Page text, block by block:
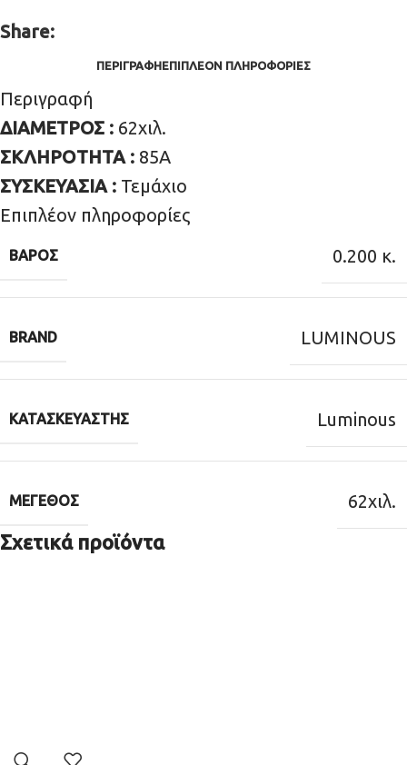
Share:
ΠΕΡΙΓΡΑΦΉΕΠΙΠΛΈΟΝ ΠΛΗΡΟΦΟΡΊΕΣ
Περιγραφή
ΔΙΑΜΕΤΡΟΣ : 62χιλ.
ΣΚΛΗΡΟΤΗΤΑ : 85Α
ΣΥΣΚΕΥΑΣΙΑ : Τεμάχιο
Επιπλέον πληροφορίες
ΒΆΡΟΣ 0.200 κ.
BRAND LUMINOUS
ΚΑΤΑΣΚΕΥΑΣΤΉΣ Luminous
ΜΈΓΕΘΟΣ 62χιλ.
Σχετικά προϊόντα